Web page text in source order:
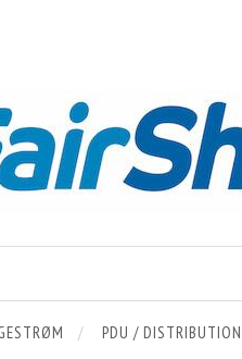
PDU / DISTRIBUTION